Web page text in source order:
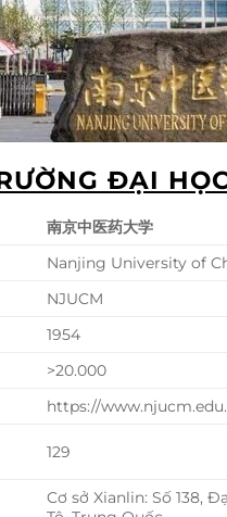
ĐẠI
南京中医药大学
Nanjing University of
NJUCM
1954
>20.000
https://
129
Cơ sở Xianlin: Số 138,